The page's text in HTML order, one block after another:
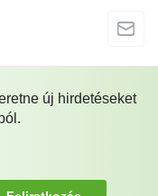
új hirdetéseket